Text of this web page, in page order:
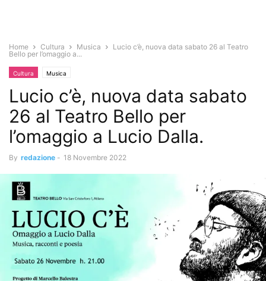
Home Cultura Musica
Lucio c’è, nuova data sabato 26 al Teatro
Bello per l’omaggio a...
Cultura Musica
Lucio c’è, nuova data sabato
26 al Teatro Bello per
l’omaggio a Lucio Dalla.
By redazione - 18 Novembre 2022